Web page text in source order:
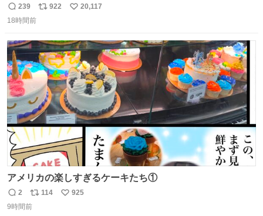
こに自分の市場価値的なものを上乗せするので、 すっぴん
＆寝起きのボサボサ頭でも「今日も可愛いね」が止まらな
156cm40kg、年中日焼け止めとお友達の私より綺麗な手や
めてもろて とか言う
返
信
239
リ
ト
数
922
い
数
20,117
18時間前
アメリカの楽しすぎるケーキたち①
返
信
2
リ
ポ
114
い
925
9時間前